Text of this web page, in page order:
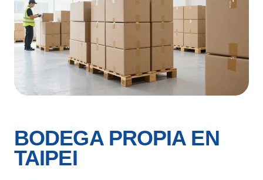
BODEGA PROPIA EN
TAIPEI